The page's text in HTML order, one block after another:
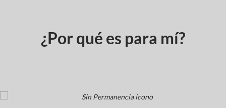
¿Por qué es para mí?